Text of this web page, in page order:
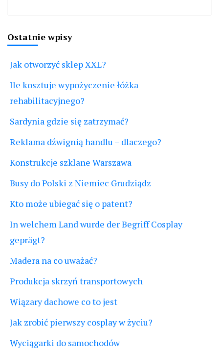
Ostatnie wpisy
Jak otworzyć sklep XXL?
Ile kosztuje wypożyczenie łóżka
rehabilitacyjnego?
Sardynia gdzie się zatrzymać?
Reklama dźwignią handlu – dlaczego?
Konstrukcje szklane Warszawa
Busy do Polski z Niemiec Grudziądz
Kto może ubiegać się o patent?
In welchem Land wurde der Begriff Cosplay
geprägt?
Madera na co uważać?
Produkcja skrzyń transportowych
Wiązary dachowe co to jest
Jak zrobić pierwszy cosplay w życiu?
Wyciągarki do samochodów